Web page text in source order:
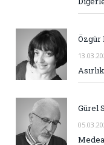
Özgür
Gürel